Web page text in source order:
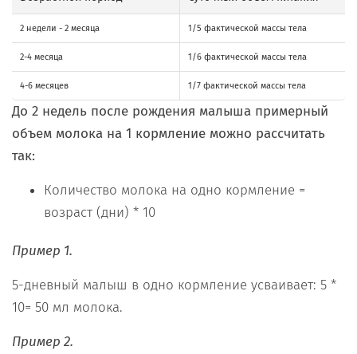
2 недели - 2 месяца 1/5 фактической массы тела
2-4 месяца 1/6 фактической массы тела
4-6 месяцев 1/7 фактической массы тела
До 2 недель после рождения малыша примерный
объем молока на 1 кормление можно рассчитать
так:
Количество молока на одно кормление =
возраст (дни) * 10
Пример 1.
5-дневный малыш в одно кормление усваивает: 5 *
10= 50 мл молока.
Пример 2.